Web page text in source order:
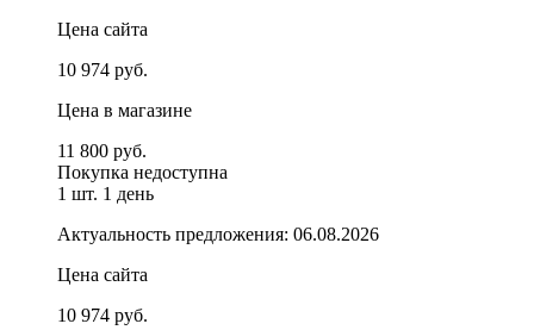
Цена сайта
10 974 руб.
Цена в магазине
11 800 руб.
Покупка недоступна
1 шт. 1 день
Актуальность предложения: 06.08.2026
Цена сайта
10 974 руб.